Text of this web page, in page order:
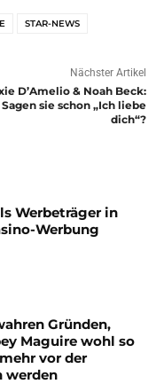
STAR-NEWS
Nächster Artikel
D’Amelio & Noah Beck:
Sagen sie schon „Ich liebe
dich“?
Werbeträger in
Werbung
Gründen,
Maguire wohl so
vor der
werden